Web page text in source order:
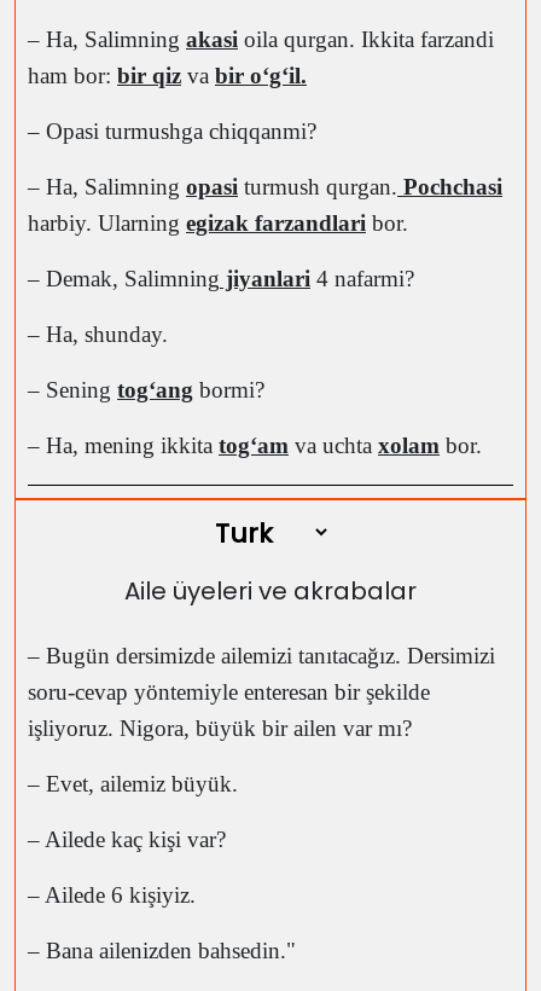
– Ha, Salimning akasi oila qurgan. Ikkita farzandi
ham bor: bir qiz va bir oʻgʻil.
– Opasi turmushga chiqqanmi?
– Ha, Salimning opasi turmush qurgan. Pochchasi
harbiy. Ularning egizak farzandlari bor.
– Demak, Salimning jiyanlari 4 nafarmi?
– Ha, shunday.
– Sening togʻang bormi?
– Ha, mening ikkita togʻam va uchta xolam bor.
Aile üyeleri ve akrabalar
– Bugün dersimizde ailemizi tanıtacağız. Dersimizi
soru-cevap yöntemiyle enteresan bir şekilde
işliyoruz. Nigora, büyük bir ailen var mı?
– Evet, ailemiz büyük.
– Ailede kaç kişi var?
– Ailede 6 kişiyiz.
– Bana ailenizden bahsedin."